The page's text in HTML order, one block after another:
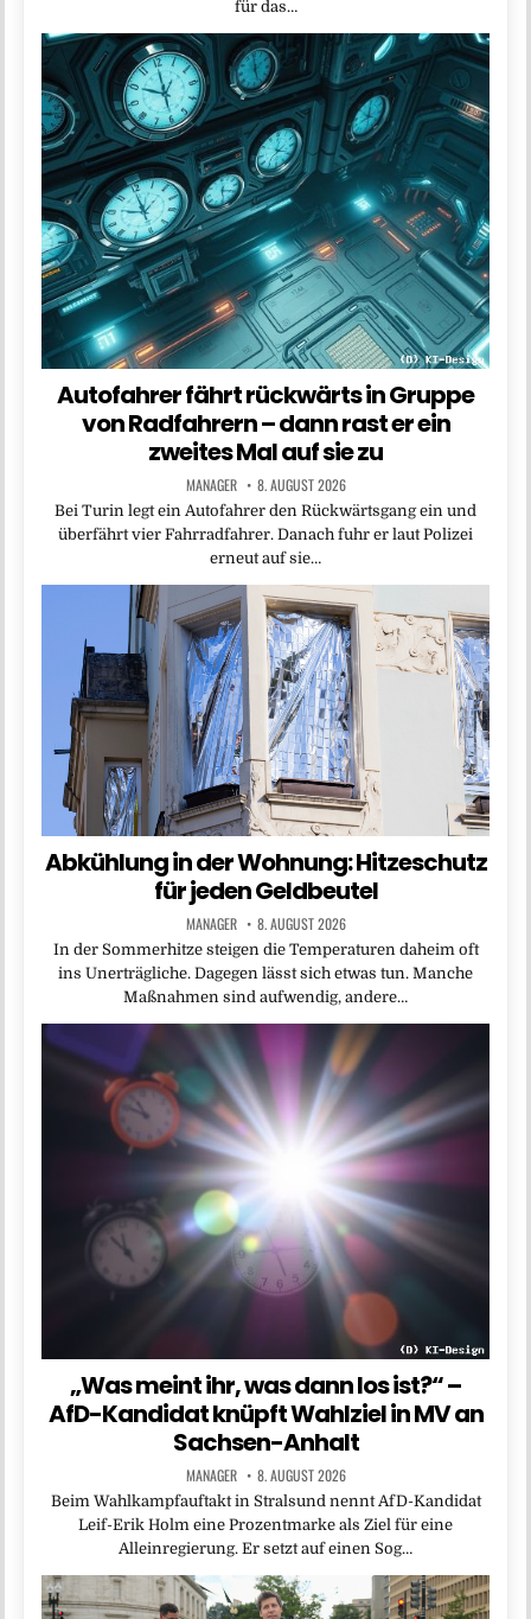
für das…
Autofahrer fährt rückwärts in Gruppe
von Radfahrern – dann rast er ein
zweites Mal auf sie zu
MANAGER 8. AUGUST 2026
Bei Turin legt ein Autofahrer den Rückwärtsgang ein und
überfährt vier Fahrradfahrer. Danach fuhr er laut Polizei
erneut auf sie…
Abkühlung in der Wohnung: Hitzeschutz
für jeden Geldbeutel
MANAGER 8. AUGUST 2026
In der Sommerhitze steigen die Temperaturen daheim oft
ins Unerträgliche. Dagegen lässt sich etwas tun. Manche
Maßnahmen sind aufwendig, andere…
„Was meint ihr, was dann los ist?“ –
AfD-Kandidat knüpft Wahlziel in MV an
Sachsen-Anhalt
MANAGER 8. AUGUST 2026
Beim Wahlkampfauftakt in Stralsund nennt AfD-Kandidat
Leif-Erik Holm eine Prozentmarke als Ziel für eine
Alleinregierung. Er setzt auf einen Sog…